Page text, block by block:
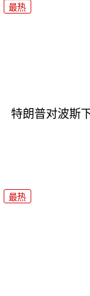
最热
特朗普对波斯
最热